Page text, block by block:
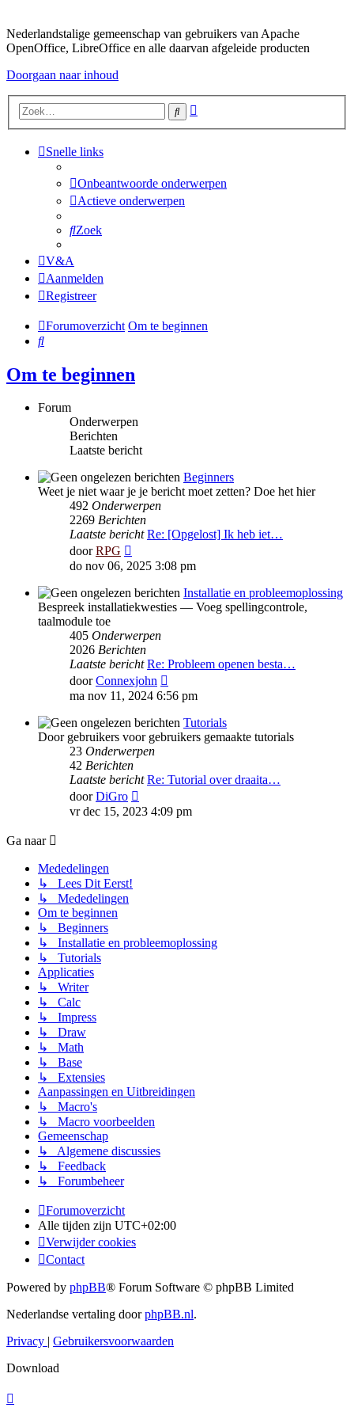
Nederlandstalige gemeenschap van gebruikers van Apache
OpenOffice, LibreOffice en alle daarvan afgeleide producten
Doorgaan naar inhoud
Zoek
Snelle links
Onbeantwoorde onderwerpen
Actieve onderwerpen
Zoek
V&A
Aanmelden
Registreer
Forumoverzicht Om te beginnen
Zoek
Om te beginnen
Forum
Onderwerpen
Berichten
Laatste bericht
Beginners
Weet je niet waar je je bericht moet zetten? Doe het hier
492 Onderwerpen
2269 Berichten
Laatste bericht Re: [Opgelost] Ik heb iet…
doorRPG
laatste
do nov 06, 2025 3:08 pm
Installatie en probleemoplossing
Bespreek installatiekwesties — Voeg spellingcontrole,
taalmodule toe
405 Onderwerpen
2026 Berichten
Laatste bericht Re: Probleem openen besta…
doorConnexjohn
laatste
bericht
ma nov 11, 2024 6:56 pm
Tutorials
Door gebruikers voor gebruikers gemaakte tutorials
23 Onderwerpen
42 Berichten
Laatste bericht Re: Tutorial over draaita…
doorDiGro
laatste
vr dec 15, 2023 4:09 pm
Ga naar
Mededelingen
↳ Lees Dit Eerst!
↳ Mededelingen
Om te beginnen
↳ Beginners
↳ Installatie en probleemoplossing
↳ Tutorials
Applicaties
↳ Writer
↳ Calc
↳ Impress
↳ Draw
↳ Math
↳ Base
↳ Extensies
Aanpassingen en Uitbreidingen
↳ Macro's
↳ Macro voorbeelden
Gemeenschap
↳ Algemene discussies
↳ Feedback
↳ Forumbeheer
Forumoverzicht
Alle tijden zijn UTC+02:00
Verwijder cookies
Contact
Powered by phpBB® Forum Software © phpBB Limited
Nederlandse vertaling doorphpBB.nl.
Privacy | Gebruikersvoorwaarden
Download